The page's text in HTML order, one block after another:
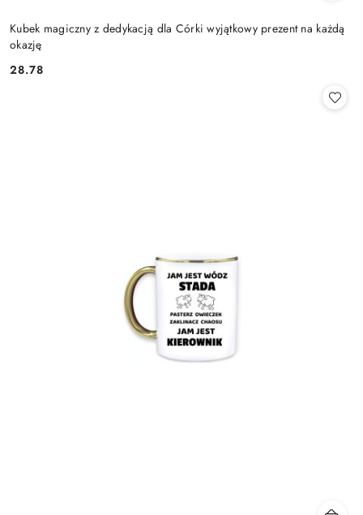
Kubek magiczny z dedykacją dla Córki wyjątkowy prezent na każdą
okazję
Cena:
28.78